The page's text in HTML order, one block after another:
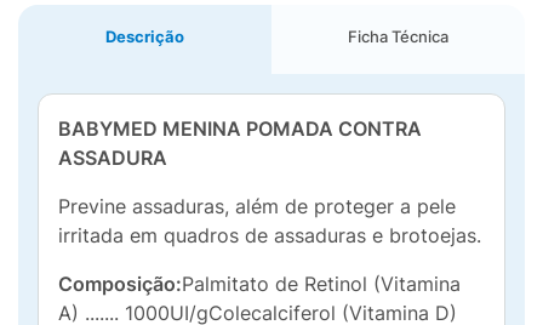
Descrição Ficha Técnica
BABYMED MENINA POMADA CONTRA
ASSADURA
Previne assaduras, além de proteger a pele
irritada em quadros de assaduras e brotoejas.
Composição:Palmitato de Retinol (Vitamina
A) ....... 1000UI/gColecalciferol (Vitamina D)